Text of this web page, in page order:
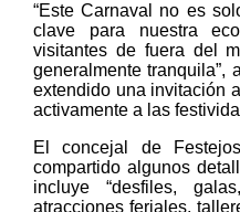
“Este Carnaval no es
clave para nuestra
visitantes de fuera del
generalmente tranquila”,
extendido una invitación
activamente a las
El concejal de
compartido algunos
incluye “desfiles,
atracciones feriales,